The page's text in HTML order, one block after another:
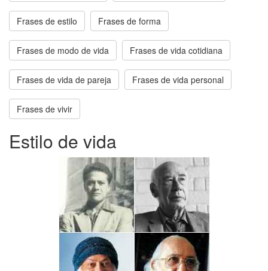
Frases de estilo Frases de forma
Frases de modo de vida Frases de vida cotidiana
Frases de vida de pareja Frases de vida personal
Frases de vivir
Estilo de vida